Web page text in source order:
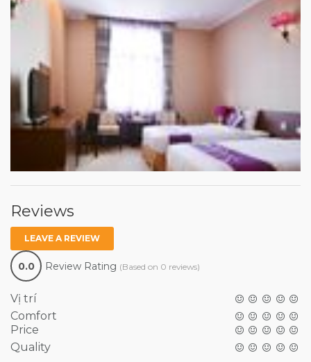
Reviews
LEAVE A REVIEW
0.0 Review Rating (Based on 0 reviews)
Vị trí
Comfort
Price
Quality